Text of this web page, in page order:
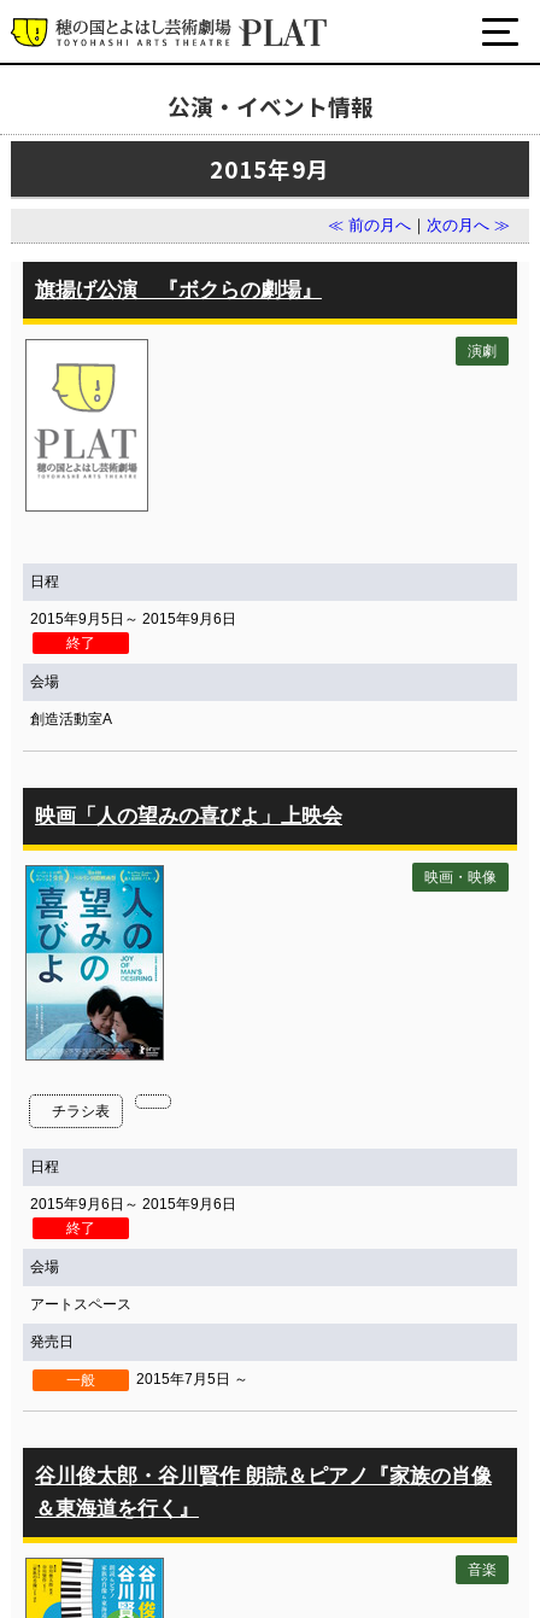
公式SNS
アクセシビリティ/
サービス
会員制度のご案内
座席表
プラットニュース
交通アクセス
サイトマップ トップに戻る
公演・イベント情報
2015年9月
≪ 前の月へ ｜次の月へ ≫
旗揚げ公演 『ボクらの劇場』
演劇
日程
2015年9月5日～ 2015年9月6日
終了
会場
創造活動室A
映画「人の望みの喜びよ」上映会
チラシ表
映画・映像
日程
2015年9月6日～ 2015年9月6日
終了
会場
アートスペース
発売日
一般 2015年7月5日 ～
谷川俊太郎・谷川賢作 朗読＆ピアノ『家族の肖像
＆東海道を行く』
音楽
最新の公演・イベント情報
演劇・ダンス・音楽など
イベント
チケット・座席表・鑑賞サポートなど
施設の利用について